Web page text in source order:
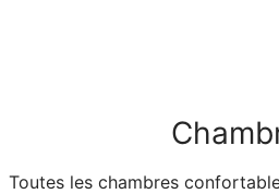
Toutes les chambres